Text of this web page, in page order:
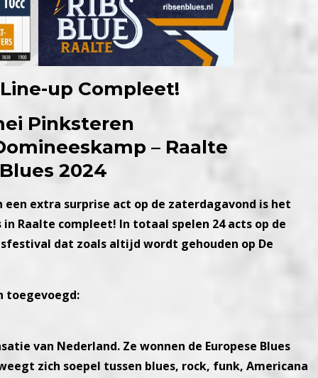
up Compleet!
Pinksteren
– Raalte
2024
extra surprise act op de zaterdagavond is het
Raalte compleet! In totaal spelen 24 acts op de
dat zoals altijd wordt gehouden op De
toegevoegd:
van Nederland. Ze wonnen de Europese Blues
zich soepel tussen blues, rock, funk, Americana